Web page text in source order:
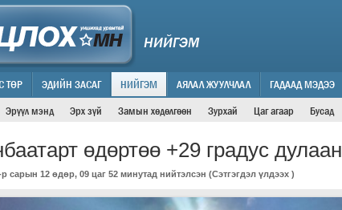
НИЙГЭМ
ТӨР ЭДИЙН ЗАСАГ НИЙГЭМ АЯЛАЛ ЖУУЛЧЛАЛ ГАДААД МЭДЭЭ
Эрүүл мэнд Эрх зүй Замын хөдөлгөөн Зурхай Цаг агаар Бусад
өдөртөө +29 градус дулаан
сарын 12 өдөр, 09 цаг 52 минутад нийтэлсэн (Сэтгэгдэл үлдээх )